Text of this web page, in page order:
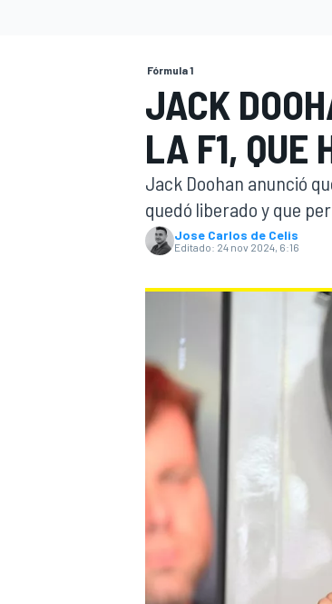
WEC
Fórmula 1
JACK
LA F1, QUE
Jack Doohan anunció
quedó liberado y que
Jose Carlos de Celis
Editado: 24 nov 2024, 6:16